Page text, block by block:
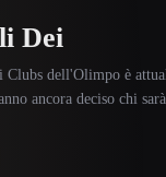
Dei
dell'Olimpo è
ancora deciso chi